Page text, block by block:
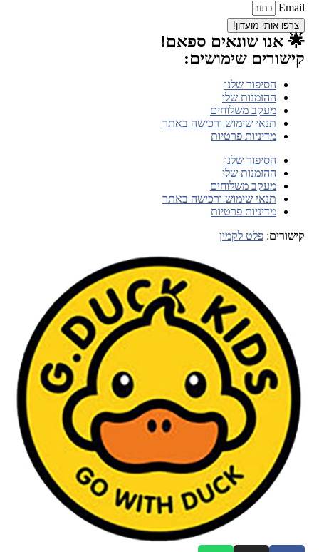
Email
צרפו אותי מועדון!
🌟 אנו שונאים ספאם!
קישורים שימושים:
הסיפור שלנו
ההזמנות שלי
מעקב משלוחים
תנאי שימוש ורכישה באתר
מדיניות פרטיות
הסיפור שלנו
ההזמנות שלי
מעקב משלוחים
תנאי שימוש ורכישה באתר
מדיניות פרטיות
קישורים: פלט לקמין